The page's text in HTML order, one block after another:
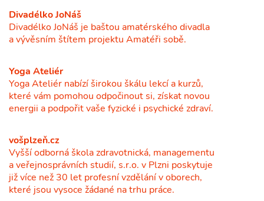
Divadélko JoNáš
Divadélko JoNáš je baštou amatérského divadla
a vývěsním štítem projektu Amatéři sobě.
Yoga Ateliér
Yoga Ateliér nabízí širokou škálu lekcí a kurzů,
které vám pomohou odpočinout si, získat novou
energii a podpořit vaše fyzické i psychické zdraví.
vošplzeň.cz
Vyšší odborná škola zdravotnická, managementu
a veřejnosprávních studií, s.r.o. v Plzni poskytuje
již více než 30 let profesní vzdělání v oborech,
které jsou vysoce žádané na trhu práce.